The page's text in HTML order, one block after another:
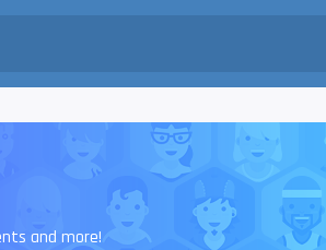
and more!